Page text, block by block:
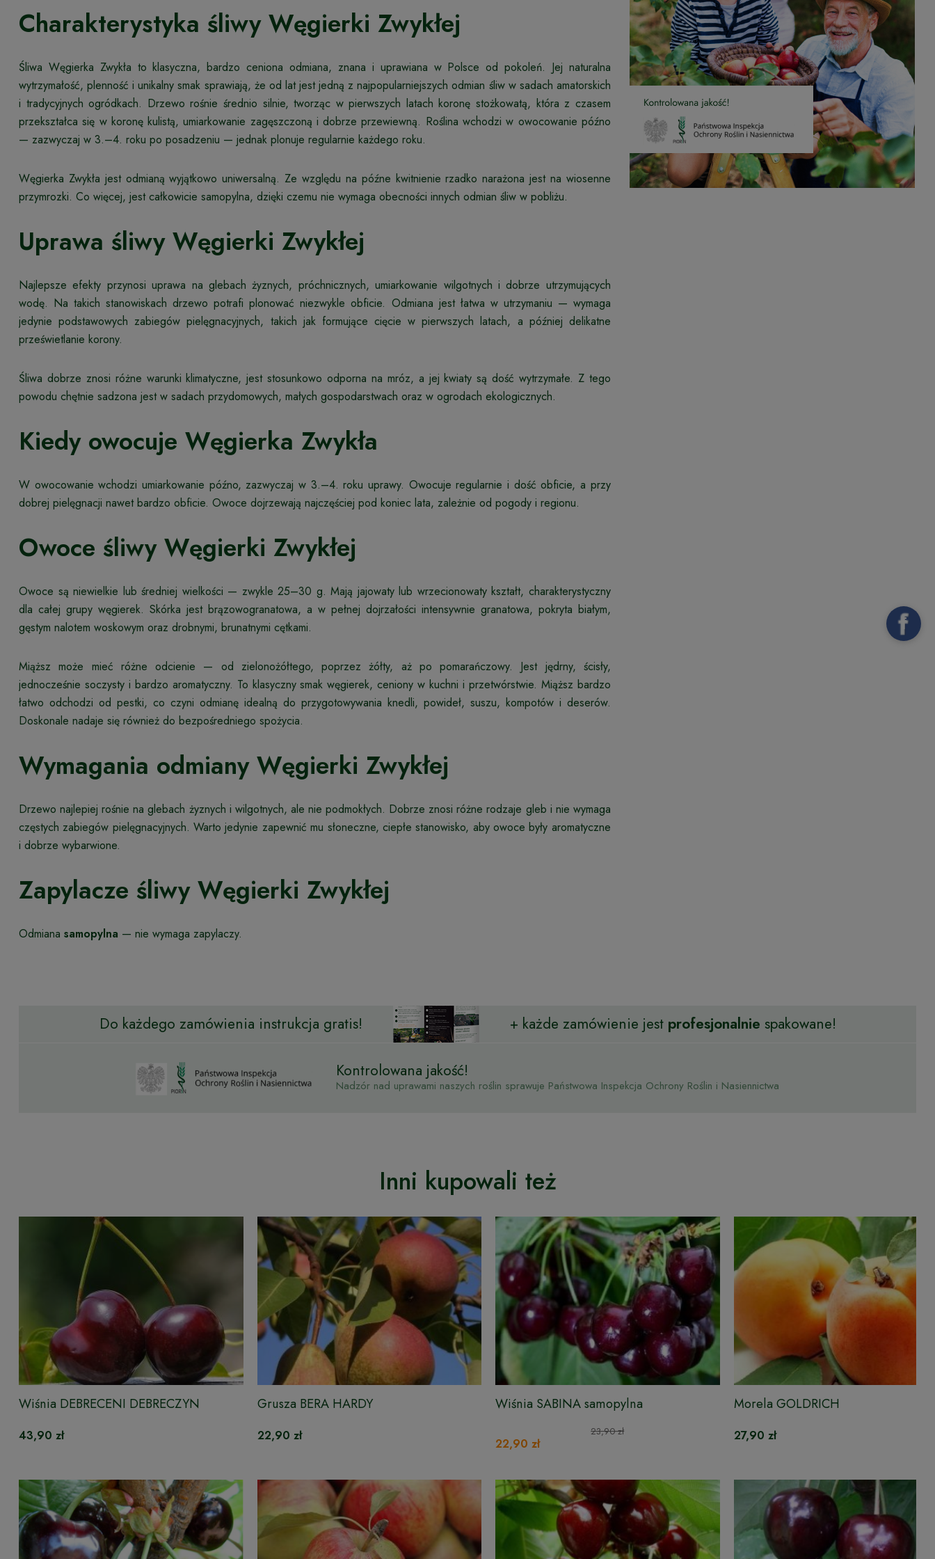
Charakterystyka śliwy Węgierki Zwykłej
Śliwa Węgierka Zwykła to klasyczna, bardzo ceniona odmiana, znana i uprawiana w Polsce od pokoleń. Jej naturalna
wytrzymałość, plenność i unikalny smak sprawiają, że od lat jest jedną z najpopularniejszych odmian śliw w sadach amatorskich
i tradycyjnych ogródkach. Drzewo rośnie średnio silnie, tworząc w pierwszych latach koronę stożkowatą, która z czasem
przekształca się w koronę kulistą, umiarkowanie zagęszczoną i dobrze przewiewną. Roślina wchodzi w owocowanie późno
— zazwyczaj w 3.–4. roku po posadzeniu — jednak plonuje regularnie każdego roku.
Węgierka Zwykła jest odmianą wyjątkowo uniwersalną. Ze względu na późne kwitnienie rzadko narażona jest na wiosenne
przymrozki. Co więcej, jest całkowicie samopylna, dzięki czemu nie wymaga obecności innych odmian śliw w pobliżu.
Uprawa śliwy Węgierki Zwykłej
Najlepsze efekty przynosi uprawa na glebach żyznych, próchnicznych, umiarkowanie wilgotnych i dobrze utrzymujących
wodę. Na takich stanowiskach drzewo potrafi plonować niezwykle obficie. Odmiana jest łatwa w utrzymaniu — wymaga
jedynie podstawowych zabiegów pielęgnacyjnych, takich jak formujące cięcie w pierwszych latach, a później delikatne
prześwietlanie korony.
Śliwa dobrze znosi różne warunki klimatyczne, jest stosunkowo odporna na mróz, a jej kwiaty są dość wytrzymałe. Z tego
powodu chętnie sadzona jest w sadach przydomowych, małych gospodarstwach oraz w ogrodach ekologicznych.
Kiedy owocuje Węgierka Zwykła
W owocowanie wchodzi umiarkowanie późno, zazwyczaj w 3.–4. roku uprawy. Owocuje regularnie i dość obficie, a przy
dobrej pielęgnacji nawet bardzo obficie. Owoce dojrzewają najczęściej pod koniec lata, zależnie od pogody i regionu.
Owoce śliwy Węgierki Zwykłej
Owoce są niewielkie lub średniej wielkości — zwykle 25–30 g. Mają jajowaty lub wrzecionowaty kształt, charakterystyczny
dla całej grupy węgierek. Skórka jest brązowogranatowa, a w pełnej dojrzałości intensywnie granatowa, pokryta białym,
gęstym nalotem woskowym oraz drobnymi, brunatnymi cętkami.
Miąższ może mieć różne odcienie — od zielonożółtego, poprzez żółty, aż po pomarańczowy. Jest jędrny, ścisły,
jednocześnie soczysty i bardzo aromatyczny. To klasyczny smak węgierek, ceniony w kuchni i przetwórstwie. Miąższ bardzo
łatwo odchodzi od pestki, co czyni odmianę idealną do przygotowywania knedli, powideł, suszu, kompotów i deserów.
Doskonale nadaje się również do bezpośredniego spożycia.
Wymagania odmiany Węgierki Zwykłej
Drzewo najlepiej rośnie na glebach żyznych i wilgotnych, ale nie podmokłych. Dobrze znosi różne rodzaje gleb i nie wymaga
częstych zabiegów pielęgnacyjnych. Warto jedynie zapewnić mu słoneczne, ciepłe stanowisko, aby owoce były aromatyczne
i dobrze wybarwione.
Zapylacze śliwy Węgierki Zwykłej
Odmiana samopylna — nie wymaga zapylaczy.
Do każdego zamówienia instrukcja gratis! + każde zamówienie jest profesjonalnie spakowane!
Kontrolowana jakość!
Nadzór nad uprawami naszych roślin sprawuje Państwowa Inspekcja Ochrony Roślin i Nasiennictwa
Inni kupowali też
Wiśnia DEBRECENI DEBRECZYN
43,90 zł
Grusza BERA HARDY
22,90 zł
Wiśnia SABINA samopylna
23,90 zł
22,90 zł
Morela GOLDRICH
27,90 zł